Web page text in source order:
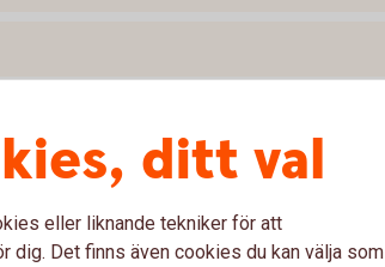
ditt val
eller liknande tekniker för att
dig. Det finns även cookies du kan välja som